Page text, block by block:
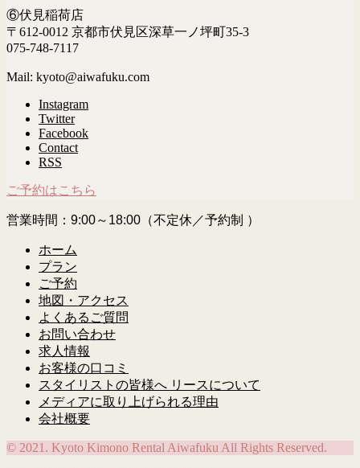
⑥伏見稲荷店
〒612-0012 京都市伏見区深草一ノ坪町35-3
075-748-7117
Mail: kyoto@aiwafuku.com
Instagram
Twitter
Facebook
Contact
RSS
ご予約はこちら
営業時間：9:00～18:00（不定休／予約制 ）
ホーム
プラン
ご予約
地図・アクセス
よくあるご質問
お問い合わせ
求人情報
お客様の口コミ
スタイリストの皆様へ リースについて
メディアに取り上げられる理由
会社概要
© 2021. Kyoto Kimono Rental Aiwafuku All Rights Reserved.